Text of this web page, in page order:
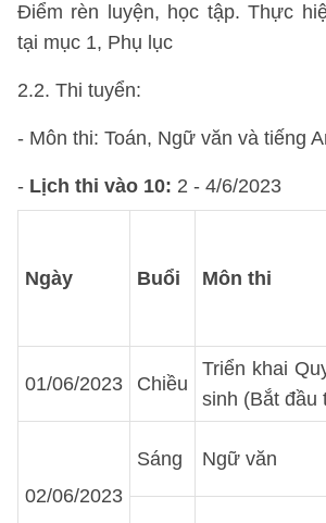
Điểm rèn luyện, học tập. Thực
tại mục 1, Phụ lục
2.2. Thi tuyển:
- Môn thi: Toán, Ngữ văn và tiếng
- Lịch thi vào 10: 2 - 4/6/2023
Ngày Buổi Môn thi
01/06/2023 Chiều
Triển khai
sinh (Bắt đầu
02/06/2023
Sáng Ngữ văn